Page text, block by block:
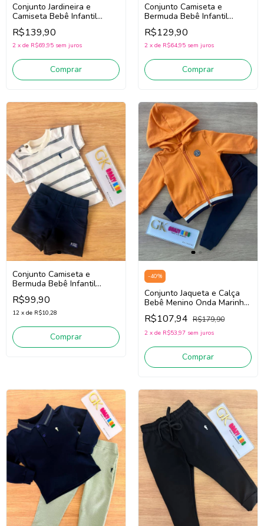
Conjunto Jardineira e
Camiseta Bebê Infantil
Menino Divertto 16385
(Marrom/Off White)
R$139,90
2 x de R$69,95 sem juros
Comprar
Conjunto Camiseta e
Bermuda Bebê Infantil
Menino Onda Marinha
1263031 (Branco/Marrom)
R$129,90
2 x de R$64,95 sem juros
Comprar
Conjunto Camiseta e
Bermuda Bebê Infantil
Menino Onda Marinha
1263029 (Branco/Marinho)
R$99,90
12 x de R$10,28
Comprar
-40%
Conjunto Jaqueta e Calça
Bebê Menino Onda Marinha
251034 (Laranja/Marinho)
R$107,94 R$179,90
2 x de R$53,97 sem juros
Comprar